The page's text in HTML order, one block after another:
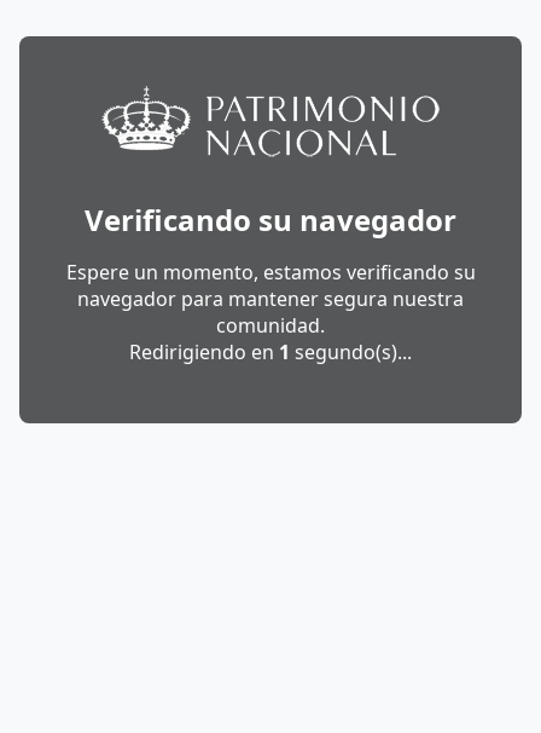
Verificando su navegador
Espere un momento, estamos verificando su
navegador para mantener segura nuestra
comunidad.
Redirigiendo en 1 segundo(s)...